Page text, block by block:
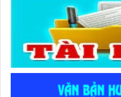
Thời gian đăng: 07/07/2026
lượt xem: 171 | lượt tải:78
523/TTYT-KHNVĐD
Tên :V/v phát động tham gia
Gia Lai lần thứ I, giai đoạn
Thời gian đăng: 02/07/2026
lượt xem: 62 | lượt tải:46